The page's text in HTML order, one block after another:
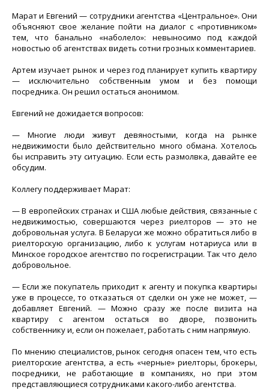
Марат и Евгений — сотрудники агентства «Центральное». Они
объясняют свое желание пойти на диалог с «противником»
тем, что банально «наболело»: невыносимо под каждой
новостью об агентствах видеть сотни грозных комментариев.
Артем изучает рынок и через год планирует купить квартиру
— исключительно собственным умом и без помощи
посредника. Он решил остаться анонимом.
Евгений не дожидается вопросов:
— Многие люди живут девяностыми, когда на рынке
недвижимости было действительно много обмана. Хотелось
бы исправить эту ситуацию. Если есть размолвка, давайте ее
обсудим.
Коллегу поддерживает Марат:
— В европейских странах и США любые действия, связанные с
недвижимостью, совершаются через риелторов — это не
добровольная услуга. В Беларуси же можно обратиться либо в
риелторскую организацию, либо к услугам нотариуса или в
Минское городское агентство по госрегистрации. Так что дело
добровольное.
— Если же покупатель приходит к агенту и покупка квартиры
уже в процессе, то отказаться от сделки он уже не может, —
добавляет Евгений. — Можно сразу же после визита на
квартиру с агентом остаться во дворе, позвонить
собственнику и, если он пожелает, работать с ним напрямую.
По мнению специалистов, рынок сегодня опасен тем, что есть
риелторские агентства, а есть «черные» риелторы, брокеры,
посредники, не работающие в компаниях, но при этом
представляющиеся сотрудниками какого-либо агентства.